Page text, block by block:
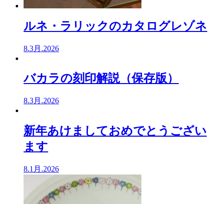
ルネ・ラリックのカタログレゾネ
8.3月.2026
バカラの刻印解説（保存版）
8.3月.2026
新年あけましておめでとうござい
ます
8.1月.2026